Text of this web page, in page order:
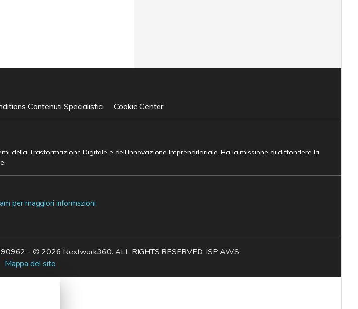
Contenuti Specialistici Cookie Center
della Trasformazione Digitale e dell’Innovazione Imprenditoriale. Ha la missione di diffondere la
per maggiori informazioni
- © 2026 Nextwork360. ALL RIGHTS RESERVED. ISP AWS
Mappa del sito